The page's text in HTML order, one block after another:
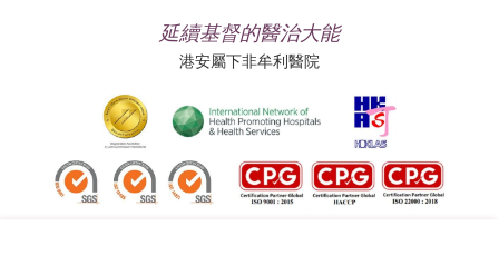
延續基督的醫治大能
港安屬下非牟利醫院